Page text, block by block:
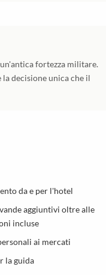
fortezza militare.
decisione unica che il
da e per l'hotel
aggiuntivi oltre alle
incluse
ai mercati
la guida